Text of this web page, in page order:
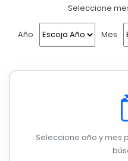
Convocatorias
GESTIÓN
Plan Operativo
Convenios
PRESUPUESTO:
Seleccione
Año Mes
Seleccione año y mes